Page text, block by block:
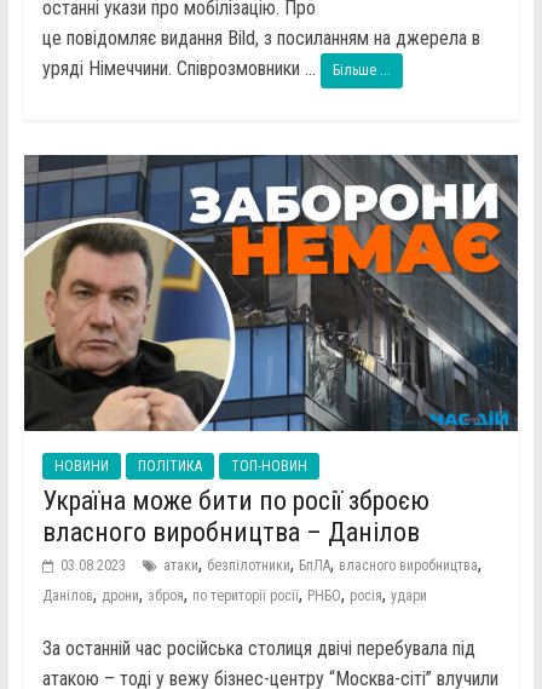
останні укази про мобілізацію. Про
це повідомляє видання Bild, з посиланням на джерела в
уряді Німеччини. Співрозмовники ...
Більше ...
НОВИНИ ПОЛІТИКА ТОП-НОВИН
Україна може бити по росії зброєю
власного виробництва – Данілов
03.08.2023 атаки, безпілотники, БпЛА, власного виробництва,
Данілов, дрони, зброя, по території росії, РНБО, росія, удари
За останній час російська столиця двічі перебувала під
атакою – тоді у вежу бізнес-центру “Москва-сіті” влучили